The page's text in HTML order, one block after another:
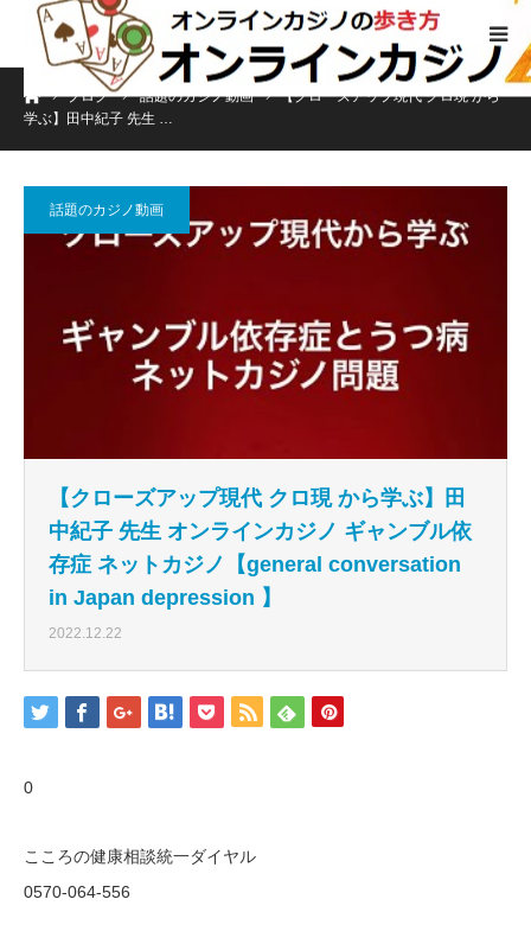
ホームブログ 話題のカジノ動画
【クローズアップ現代 クロ現 から
学ぶ】田中紀子 先生 …
話題のカジノ動画
【クローズアップ現代 クロ現 から学ぶ】田
中紀子 先生 オンラインカジノ ギャンブル依
存症 ネットカジノ【general conversation
in Japan depression 】
2022.12.22
0
こころの健康相談統一ダイヤル
0570-064-556